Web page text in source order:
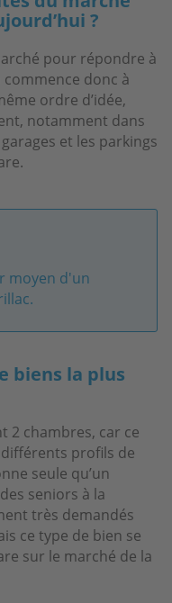
?
pour répondre à
donc à
ordre d’idée,
notamment dans
et les parkings
moyen d'un
biens la plus
2 chambres, car ce
profils de
seule qu’un
seniors à la
très demandés
ce type de bien se
sur le marché de la